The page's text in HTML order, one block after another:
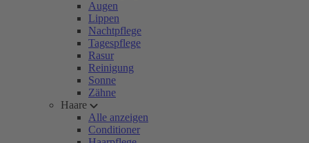
Augen
Lippen
Nachtpflege
Tagespflege
Rasur
Reinigung
Sonne
Zähne
Haare
Alle anzeigen
Conditioner